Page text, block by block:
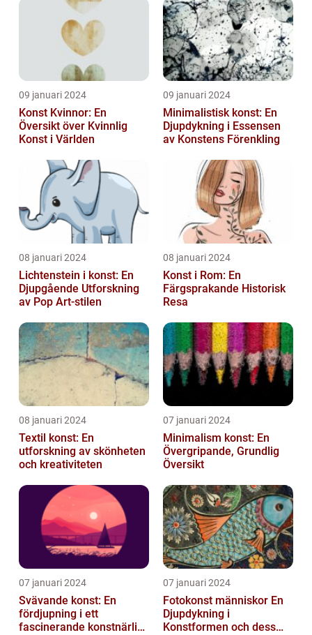
09 januari 2024
Konst Kvinnor: En
Översikt över Kvinnlig
Konst i Världen
09 januari 2024
Minimalistisk konst: En
Djupdykning i Essensen
av Konstens Förenkling
08 januari 2024
Lichtenstein i konst: En
Djupgående Utforskning
av Pop Art-stilen
08 januari 2024
Konst i Rom: En
Färgsprakande Historisk
Resa
08 januari 2024
Textil konst: En
utforskning av skönheten
och kreativiteten
07 januari 2024
Minimalism konst: En
Övergripande, Grundlig
Översikt
07 januari 2024
Svävande konst: En
fördjupning i ett
fascinerande konstnärligt
07 januari 2024
Fotokonst människor En
Djupdykning i
Konstformen och dess